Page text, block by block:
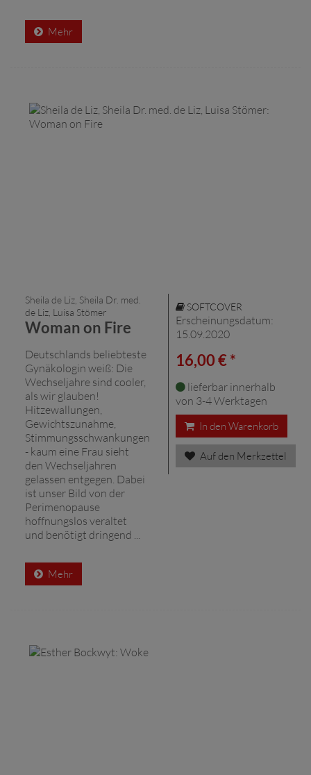
Mehr
Sheila de Liz, Sheila Dr. med.
de Liz, Luisa Stömer
Woman on Fire
Deutschlands beliebteste
Gynäkologin weiß: Die
Wechseljahre sind cooler,
als wir glauben!
Hitzewallungen,
Gewichtszunahme,
Stimmungsschwankungen
- kaum eine Frau sieht
den Wechseljahren
gelassen entgegen. Dabei
ist unser Bild von der
Perimenopause
hoffnungslos veraltet
und benötigt dringend ...
Mehr
SOFTCOVER
Erscheinungsdatum:
15.09.2020
16,00 € *
lieferbar innerhalb
von 3-4 Werktagen
In den Warenkorb
Auf den Merkzettel